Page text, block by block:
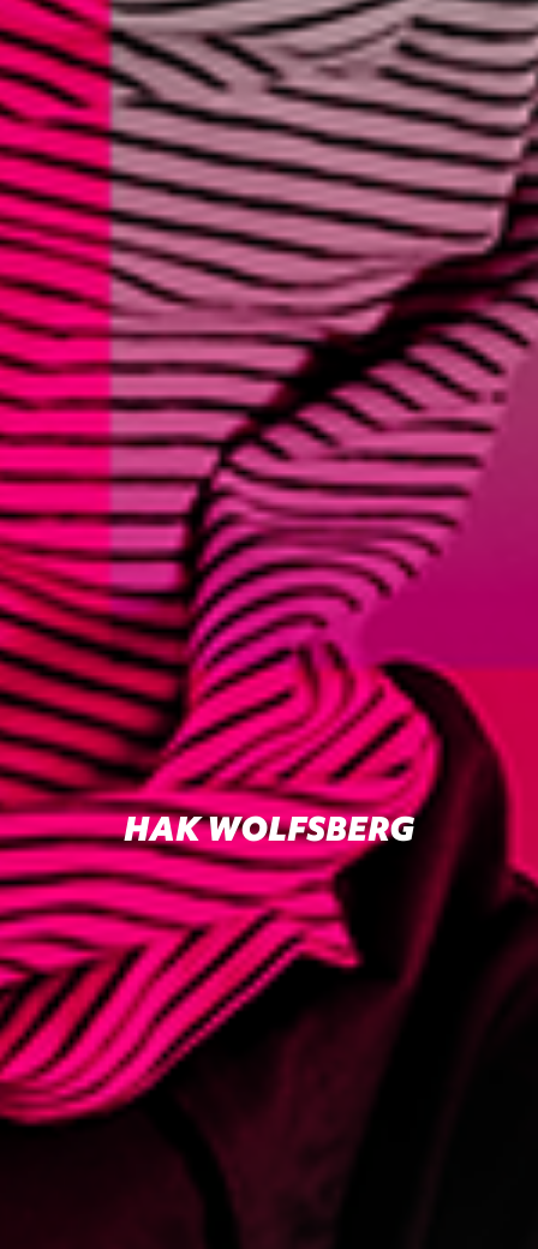
HAK WOLFSBERG